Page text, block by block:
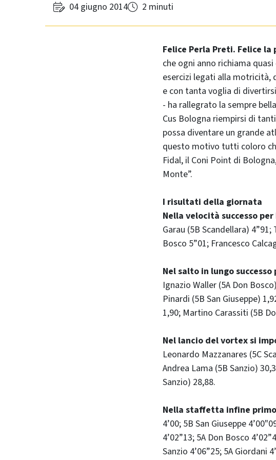
04 giugno 2014 2 minuti
Felice Perla Preti. Felice
che ogni anno richiama
esercizi legati alla motricità,
e con tanta voglia di
- ha rallegrato la sempre
Cus Bologna riempirsi di
possa diventare un grande
questo motivo tutti coloro
Fidal, il Coni Point di
Monte”.
I risultati della giornata
Nella velocità successo
Garau (5B Scandellara)
Bosco 5”01; Francesco
Nel salto in lungo
Ignazio Waller (5A Don
Pinardi (5B San Giuseppe)
1,90; Martino Carassiti (5B
Nel lancio del vortex si
Leonardo Mazzanares (5C
Andrea Lama (5B Sanzio)
Sanzio) 28,88.
Nella staffetta infine primo
4’00; 5B San Giuseppe
4’02”13; 5A Don Bosco
Sanzio 4’06”25; 5A Giordani